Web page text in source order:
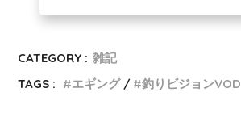
CATEGORY : 雑記
TAGS :
エギング 釣りビジョンVOD